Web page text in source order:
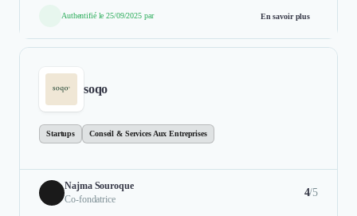
Authentifié le 25/09/2025 par En savoir plus
soqo
Startups Conseil & Services Aux Entreprises
Najma Souroque
Co-fondatrice
4/5